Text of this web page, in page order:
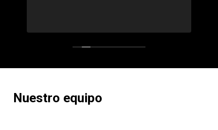
Nuestro equipo